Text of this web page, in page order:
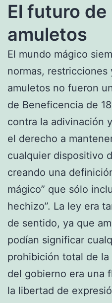
El futuro de
amuletos
El mundo mágico
normas, restricciones
amuletos no fueron
de Beneficencia de
contra la adivinación
el derecho a
cualquier dispositivo
creando una
mágico” que sólo
hechizo”. La ley era
de sentido, ya que
podían significar
prohibición total de
del gobierno era una
la libertad de